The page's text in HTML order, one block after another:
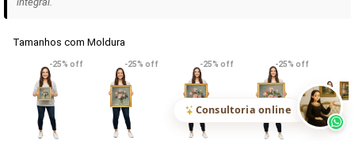
VER DETALHES
Madona de Loreto
R$ 538,42
Narciso- caravaggio
R$ 365,92
Maria
uma Rosa
R$ 365,92
Consultoria online
Tamanhos com Moldura
-25% off -25% off -25% off -25% off